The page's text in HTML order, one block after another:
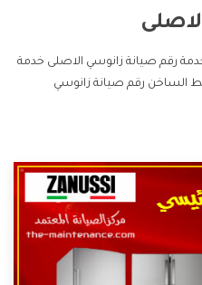
رقم صيانة زانوسي الاصلى خدمة
الساخن رقم صيانة زانوسي